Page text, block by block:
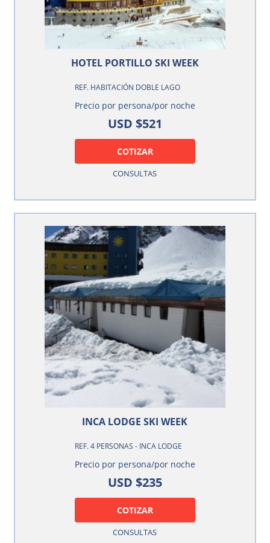
HOTEL PORTILLO SKI WEEK
REF. HABITACIÓN DOBLE LAGO
Precio por persona/por noche
USD $521
COTIZAR
CONSULTAS
INCA LODGE SKI WEEK
REF. 4 PERSONAS - INCA LODGE
Precio por persona/por noche
USD $235
COTIZAR
CONSULTAS